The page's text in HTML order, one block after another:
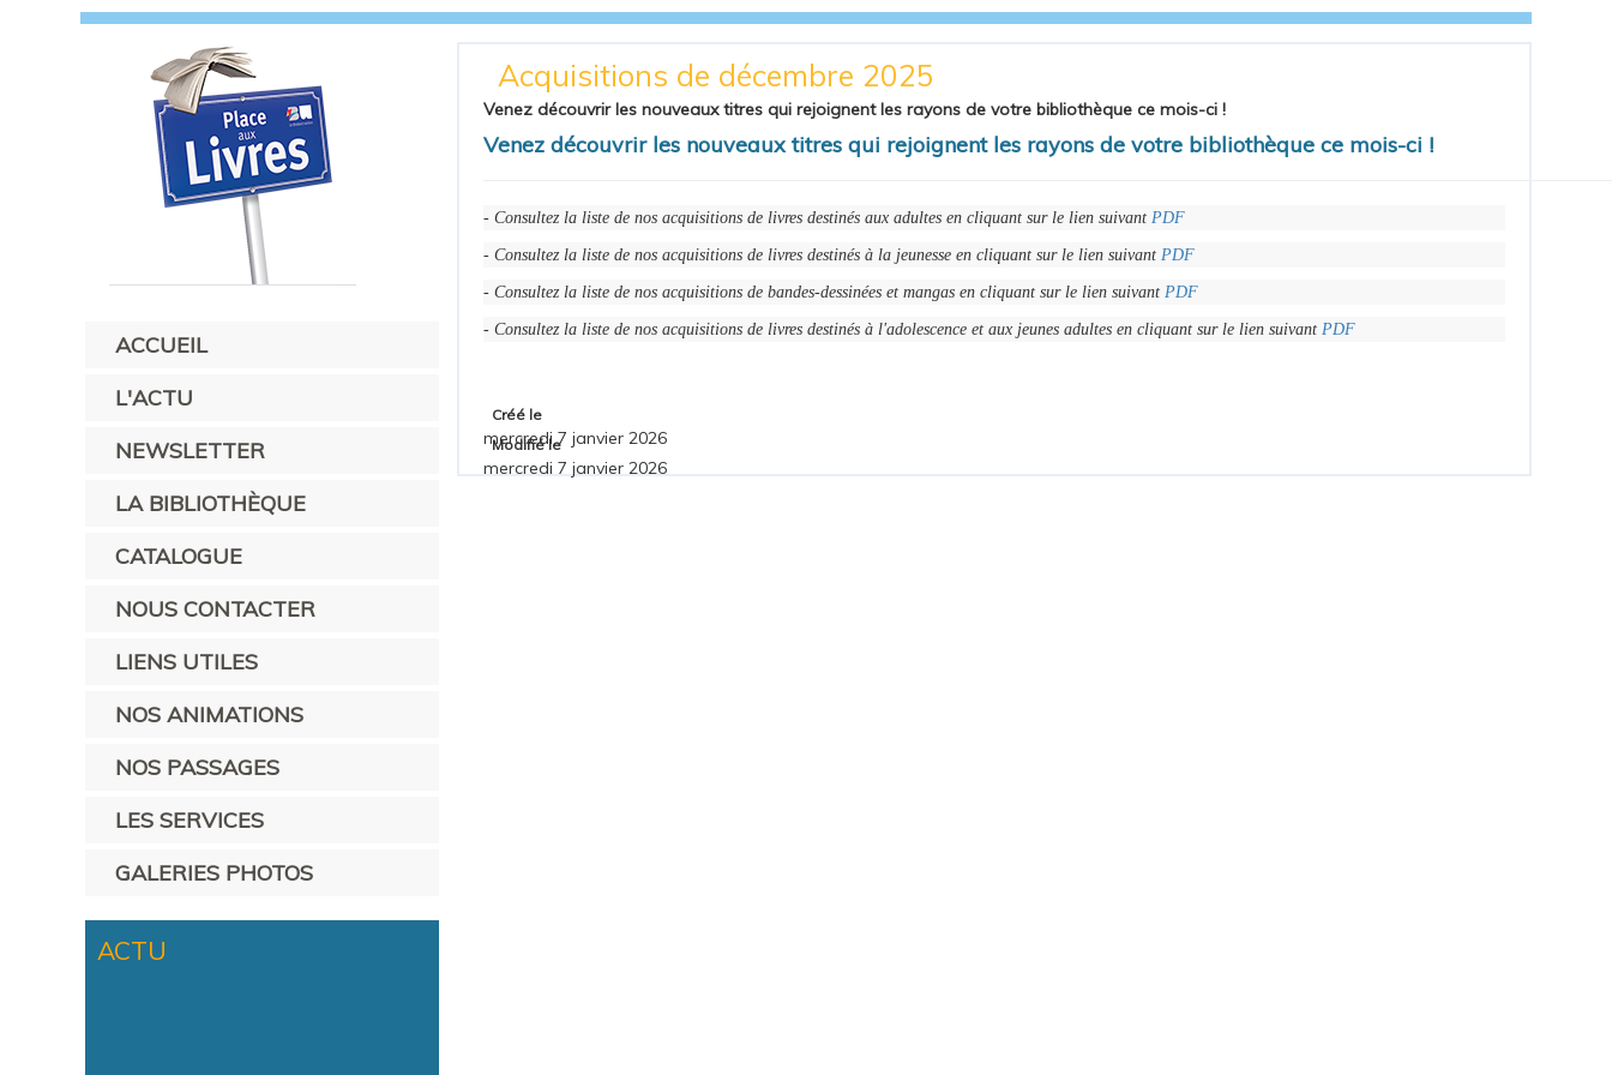
ACCUEIL
L'ACTU
NEWSLETTER
LA BIBLIOTHÈQUE
CATALOGUE
NOUS CONTACTER
LIENS UTILES
NOS ANIMATIONS
NOS PASSAGES
LES SERVICES
GALERIES PHOTOS
ACTU
Acquisitions de décembre 2025
Venez découvrir les nouveaux titres qui rejoignent les rayons de votre bibliothèque ce mois-ci !
Venez découvrir les nouveaux titres qui rejoignent les rayons de votre bibliothèque ce mois-ci !
- Consultez la liste de nos acquisitions de livres destinés aux adultes en cliquant sur le lien suivant PDF
- Consultez la liste de nos acquisitions de livres destinés à la jeunesse en cliquant sur le lien suivant PDF
- Consultez la liste de nos acquisitions de bandes-dessinées et mangas en cliquant sur le lien suivant PDF
- Consultez la liste de nos acquisitions de livres destinés à l'adolescence et aux jeunes adultes en cliquant sur le lien suivant PDF
Créé le
mercredi 7 janvier 2026
Modifié le
mercredi 7 janvier 2026